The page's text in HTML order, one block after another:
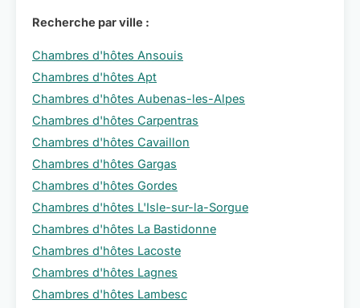
Recherche par ville :
Chambres d'hôtes Ansouis
Chambres d'hôtes Apt
Chambres d'hôtes Aubenas-les-Alpes
Chambres d'hôtes Carpentras
Chambres d'hôtes Cavaillon
Chambres d'hôtes Gargas
Chambres d'hôtes Gordes
Chambres d'hôtes L'Isle-sur-la-Sorgue
Chambres d'hôtes La Bastidonne
Chambres d'hôtes Lacoste
Chambres d'hôtes Lagnes
Chambres d'hôtes Lambesc